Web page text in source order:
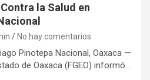
la Salud en
No hay comentarios
Pinotepa Nacional, Oaxaca —
de Oaxaca (FGEO) informó…